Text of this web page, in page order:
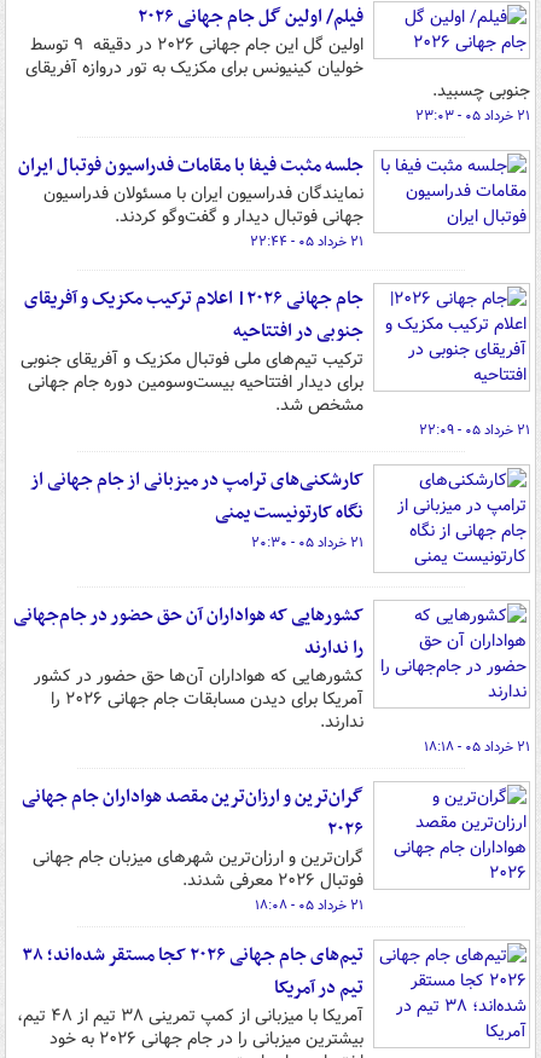
فیلم/ اولین گل جام جهانی ۲۰۲۶
اولین گل این جام جهانی ۲۰۲۶ در دقیقه ۹ توسط
خولیان کینیونس برای مکزیک به تور دروازه آفریقای
جنوبی چسبید.
۲۱ خرداد ۰۵ - ۲۳:۰۳
جلسه مثبت فیفا با مقامات فدراسیون فوتبال ایران
نمایندگان فدراسیون ایران با مسئولان فدراسیون
جهانی فوتبال دیدار و گفت‌وگو کردند.
۲۱ خرداد ۰۵ - ۲۲:۴۴
جام جهانی ۲۰۲۶| اعلام ترکیب مکزیک و آفریقای
جنوبی در افتتاحیه
ترکیب تیم‌های ملی فوتبال مکزیک و آفریقای جنوبی
برای دیدار افتتاحیه بیست‌وسومین دوره جام جهانی
مشخص شد.
۲۱ خرداد ۰۵ - ۲۲:۰۹
کارشکنی‌های ترامپ در میزبانی از جام جهانی از
نگاه کارتونیست یمنی
۲۱ خرداد ۰۵ - ۲۰:۳۰
کشورهایی که هواداران آن حق حضور در جام‌جهانی
را ندارند
کشورهایی که هواداران آن‌ها حق حضور در کشور
آمریکا برای دیدن مسابقات جام‌ جهانی ۲۰۲۶ را
ندارند.
۲۱ خرداد ۰۵ - ۱۸:۱۸
گران‌ترین و ارزان‌ترین مقصد هواداران جام جهانی
۲۰۲۶
گران‌ترین و ارزان‌ترین شهرهای میزبان جام جهانی
فوتبال ۲۰۲۶ معرفی شدند.
۲۱ خرداد ۰۵ - ۱۸:۰۸
تیم‌های جام جهانی ۲۰۲۶ کجا مستقر شده‌اند؛ ۳۸
تیم در آمریکا
آمریکا با میزبانی از کمپ تمرینی ۳۸ تیم از ۴۸ تیم،
بیشترین میزبانی را در جام جهانی ۲۰۲۶ به خود